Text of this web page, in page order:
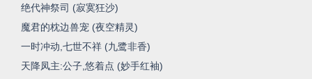
绝代神祭司 (寂寞狂沙)
魔君的枕边兽宠 (夜空精灵)
一时冲动,七世不祥 (九鹭非香)
天降凤主:公子,悠着点 (妙手红袖)